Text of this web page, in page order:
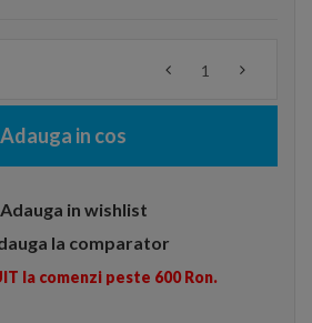
Adauga in cos
Adauga in wishlist
la comparator
la comenzi peste 600 Ron.